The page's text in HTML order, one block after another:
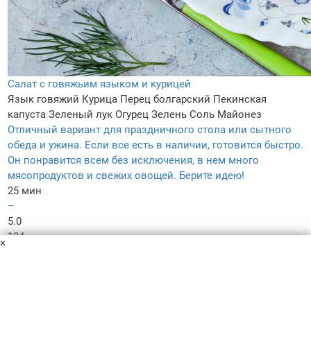
Салат с говяжьим языком и курицей
Язык говяжий Курица Перец болгарский Пекинская
капуста Зеленый лук Огурец Зелень Соль Майонез
Отличный вариант для праздничного стола или сытного
обеда и ужина. Если все есть в наличии, готовится быстро.
Он понравится всем без исключения, в нем много
мясопродуктов и свежих овощей. Берите идею!
25 мин
–
5.0
104
×